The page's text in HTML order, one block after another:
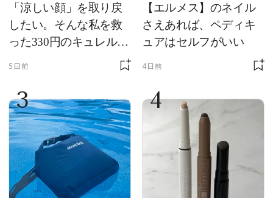
「涼しい顔」を取り戻
したい。そんな私を救
った330円のキュレル名
5日前
【エルメス】のネイル
さえあれば、ペディキ
ュアはセルフがいい
4日前
3 4